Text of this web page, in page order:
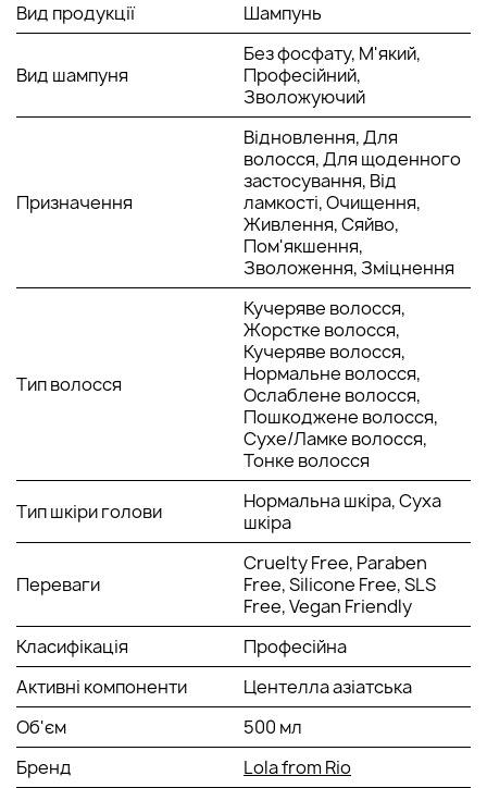
Забезпечує гладке та ефективне очищення.
Видаляє забруднення та залишки, що скупчилися у
проводах, одночасно глибоко живлячи та
оздоровлюючи.
Результат - більш здорове волосся з оновленим
зовнішнім виглядом, надзвичайно шовковисте і м'яке
АКТИВНІ КОМПОНЕНТИ:
Mate do Rio - натуральний інгредієнт, багатий на
вітаміни, мінерали та антиоксиданти, які допомагають
зміцнити нитки і надають здорового вигляду. Він
глибоко живить волосся, забезпечуючи його
необхідними поживними речовинами, необхідними
для відновлення пошкоджених та ламких пасм.
Екстракт центели азіатської - відомий своїми
регенеративними та цілющими властивостями.
Допомагає усунути пошкодження, спричинені
хімічними процесами, впливом сонячних променів та
частим використанням термоінструментів, таких як
праски та сушарки. Крім того, Cica Repair допомагає
зменшити ламкість та відновити волосяне волокно,
роблячи пасма сильнішими та стійкішими.
СПОСІБ ЗАСТОСУВАННЯ:
Нанесіть живильний шампунь Ela é Carioca, що відновлює,
на вологе волосся і масажуйте шкіру голови, поки не
утвориться густа розкішна піна. Змивати. Повторіть
процедуру, якщо відчуєте потребу.
Вид продукції Шампунь
Вид шампуня
Без фосфату, М'який,
Професійний,
Зволожуючий
Призначення
Відновлення, Для
волосся, Для щоденного
застосування, Від
ламкості, Очищення,
Живлення, Сяйво,
Пом'якшення,
Зволоження, Зміцнення
Тип волосся
Кучеряве волосся,
Жорстке волосся,
Кучеряве волосся,
Нормальне волосся,
Ослаблене волосся,
Пошкоджене волосся,
Сухе/Ламке волосся,
Тонке волосся
Тип шкіри голови
Нормальна шкіра, Суха
шкіра
Переваги
Cruelty Free, Paraben
Free, Silicone Free, SLS
Free, Vegan Friendly
Класифікація
Професійна
Активні компоненти
Центелла азіатська
Об'єм
500 мл
Бренд
Lola from Rio